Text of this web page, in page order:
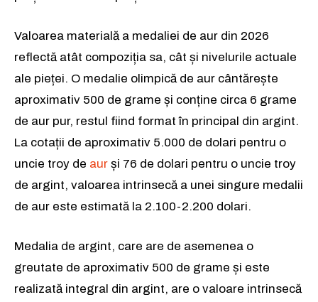
Valoarea materială a medaliei de aur din 2026
reflectă atât compoziția sa, cât și nivelurile actuale
ale pieței. O medalie olimpică de aur cântărește
aproximativ 500 de grame și conține circa 6 grame
de aur pur, restul fiind format în principal din argint.
La cotații de aproximativ 5.000 de dolari pentru o
uncie troy de aur și 76 de dolari pentru o uncie troy
de argint, valoarea intrinsecă a unei singure medalii
de aur este estimată la 2.100-2.200 dolari.
Medalia de argint, care are de asemenea o
greutate de aproximativ 500 de grame și este
realizată integral din argint, are o valoare intrinsecă